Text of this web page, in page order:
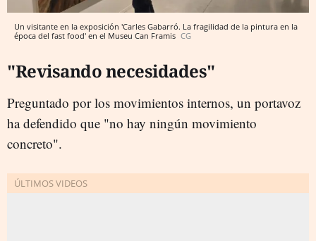
Un visitante en la exposición 'Carles Gabarró. La fragilidad de la pintura en la
época del fast food' en el Museu Can Framis CG
"Revisando necesidades"
Preguntado por los movimientos internos, un portavoz
ha defendido que "no hay ningún movimiento
concreto".